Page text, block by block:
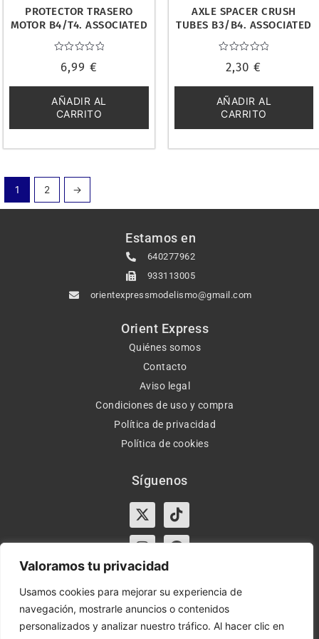
Valoramos tu privacidad
Usamos cookies para mejorar su experiencia de
navegación, mostrarle anuncios o contenidos
personalizados y analizar nuestro tráfico. Al hacer clic en
PROTECTOR TRASERO
MOTOR B4/T4. ASSOCIATED
9575
con
de
5
6,99 €
AÑADIR AL
CARRITO
AXLE SPACER CRUSH
TUBES B3/B4. ASSOCIATED
7377
con
de
5
2,30€
AÑADIR AL
CARRITO
1 2 →
Estamos en
640277962
933113005
orientexpressmodelismo@gmail.com
Orient Express
Quiénes somos
Contacto
Aviso legal
Condiciones de uso y compra
Política de privacidad
Política de cookies
Síguenos
X-
twitter
Tiktok
InstagramFacebook
Horario:
Lun-Vie de 10:00-13:30 y 17:00-20:00 – Sáb de
10:00-13:30